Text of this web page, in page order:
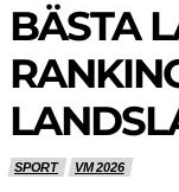
BÄSTA
SPORT VM 2026